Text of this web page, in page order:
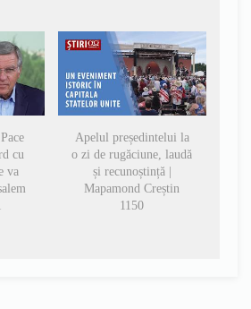
cu
va
Apelul președintelui la
o zi de rugăciune, laudă
și recunoștință |
Mapamond Creștin
1150